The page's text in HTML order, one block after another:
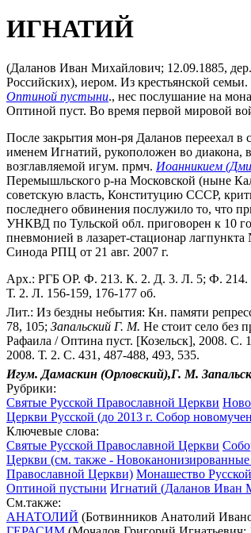
ИГНАТИЙ
(Даланов Иван Михайлович; 12.09.1885,
Российских), иером. Из крестьянской
Оптиной пустыни., нес послушание на
Оптиной пуст. Во время первой мировой
После закрытия мон-ря Даланов переехал
именем Игнатий, рукоположен во диакона,
возглавляемой игум. прмч. Иоанникием
Перемышльского р-на Московской (ныне
советскую власть, Конституцию СССР,
последнего обвинения послужило то, что
УНКВД по Тульской обл. приговорен к 10
пневмонией в лазарет-стационар
Синода РПЦ от 21 авг. 2007 г.
Арх.: РГБ ОР. Ф. 213. К. 2. Д. 3. Л. 5; Ф.
Т. 2. Л. 156-159, 176-177 об.
Лит.: Из бездны небытия: Кн. памяти
78, 105; Запальский Г. М. Не стоит село без
Рафаила / Оптина пуст. [Козельск], 2008. С.
2008. Т. 2. С. 431, 487-488, 493, 535.
Игум. Дамаскин (Орловский),Г. М.
Рубрики:
Святые Русской Православной Церкви
Церкви Русской (до 2013 г. Собор
Ключевые слова:
Святые Русской Православной Церкви
Церкви (см. также -
Православной Церкви) Монашество
Оптиной пустыни Игнатий (Даланов Иван
См.также:
АНАТОЛИЙ (Ботвинников Анатолий